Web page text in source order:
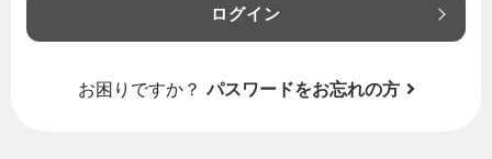
ログイン
お困りですか？ パスワードをお忘れの方